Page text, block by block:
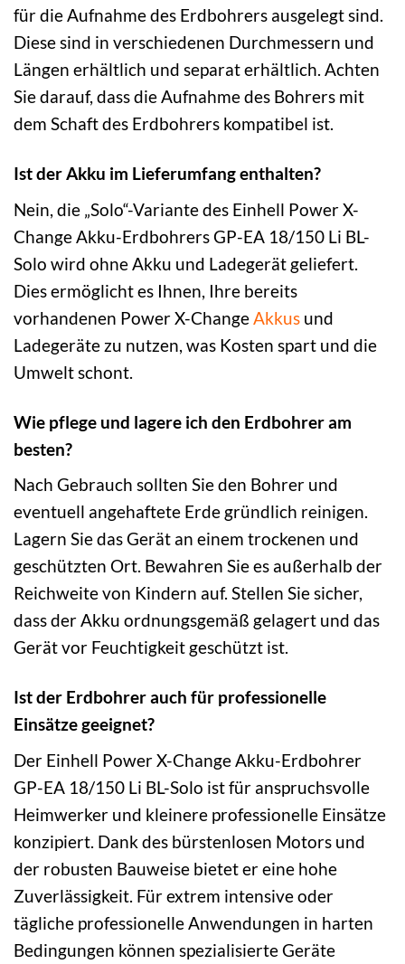
für die Aufnahme des Erdbohrers ausgelegt sind.
Diese sind in verschiedenen Durchmessern und
Längen erhältlich und separat erhältlich. Achten
Sie darauf, dass die Aufnahme des Bohrers mit
dem Schaft des Erdbohrers kompatibel ist.
Ist der Akku im Lieferumfang enthalten?
Nein, die „Solo“-Variante des Einhell Power X-
Change Akku-Erdbohrers GP-EA 18/150 Li BL-
Solo wird ohne Akku und Ladegerät geliefert.
Dies ermöglicht es Ihnen, Ihre bereits
vorhandenen Power X-ChangeAkkus und
Ladegeräte zu nutzen, was Kosten spart und die
Umwelt schont.
Wie pflege und lagere ich den Erdbohrer am
besten?
Nach Gebrauch sollten Sie den Bohrer und
eventuell angehaftete Erde gründlich reinigen.
Lagern Sie das Gerät an einem trockenen und
geschützten Ort. Bewahren Sie es außerhalb der
Reichweite von Kindern auf. Stellen Sie sicher,
dass der Akku ordnungsgemäß gelagert und das
Gerät vor Feuchtigkeit geschützt ist.
Ist der Erdbohrer auch für professionelle
Einsätze geeignet?
Der Einhell Power X-Change Akku-Erdbohrer
GP-EA 18/150 Li BL-Solo ist für anspruchsvolle
Heimwerker und kleinere professionelle Einsätze
konzipiert. Dank des bürstenlosen Motors und
der robusten Bauweise bietet er eine hohe
Zuverlässigkeit. Für extrem intensive oder
tägliche professionelle Anwendungen in harten
Bedingungen können spezialisierte Geräte